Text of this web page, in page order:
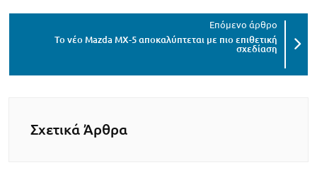
Το νέο Mazda MX-5 αποκαλύπτεται με πιο επιθετική
σχεδίαση
Σχετικά Άρθρα